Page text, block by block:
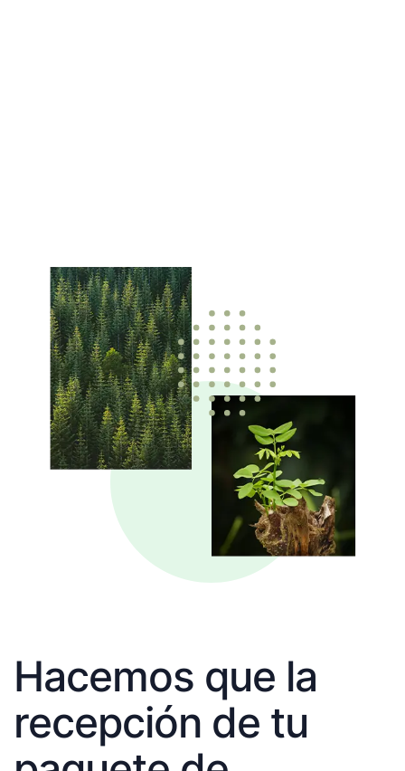
Hacemos que la
recepción de tu